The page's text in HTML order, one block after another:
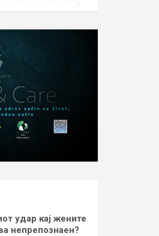
удар кај жените
непрепознаен?